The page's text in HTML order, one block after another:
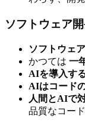
ソフトウェア
ソフトウェ
かつては 一
AIを導入す
AIはコード
人間とAIで
品質なコー